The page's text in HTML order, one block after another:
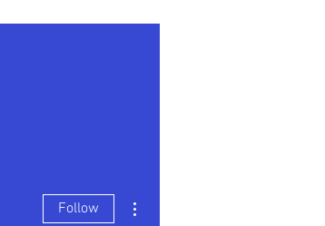
Follow